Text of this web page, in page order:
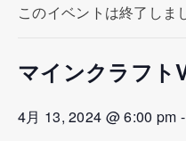
このイベントは終了しま
マインクラフト
4月 13, 2024 @ 6:00 pm